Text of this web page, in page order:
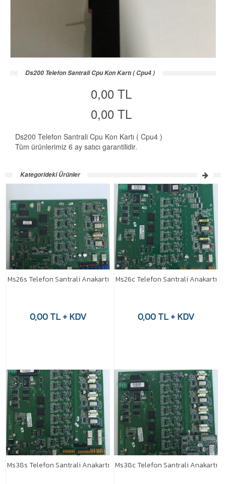
Ds200 Telefon Santrali Cpu Kon Kartı ( Cpu4 )
0,00 TL
0,00 TL
Ds200 Telefon Santrali Cpu Kon Kartı ( Cpu4 )
Tüm ürünlerimiz 6 ay satıcı garantilidir.
Kategorideki Ürünler
Ms26s Telefon Santrali Anakartı
0,00 TL + KDV
Ms26c Telefon Santrali Anakartı
0,00 TL + KDV
Ms38s Telefon Santrali Anakartı Ms38c Telefon Santrali Anakartı